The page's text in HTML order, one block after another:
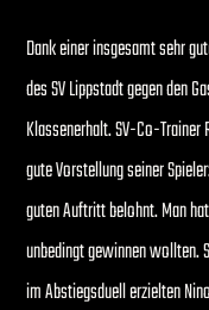
Dank einer insgesamt sehr
des SV Lippstadt gegen den
Klassenerhalt. SV-Co-
gute Vorstellung seiner
guten Auftritt belohnt. Man
unbedingt gewinnen wollten.
im Abstiegsduell erzielten